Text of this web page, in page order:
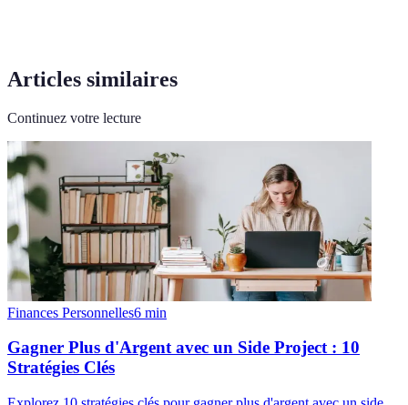
Articles similaires
Continuez votre lecture
Finances Personnelles6 min
Gagner Plus d'Argent avec un Side Project : 10
Stratégies Clés